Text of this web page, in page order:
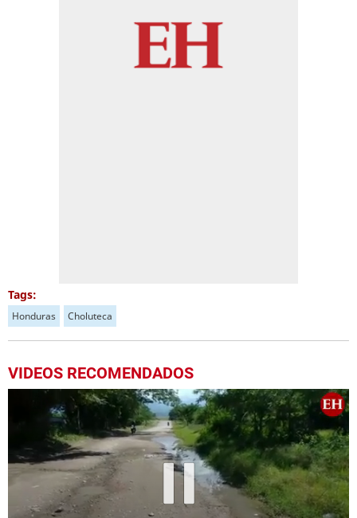
Tags:
Honduras Choluteca
VIDEOS RECOMENDADOS